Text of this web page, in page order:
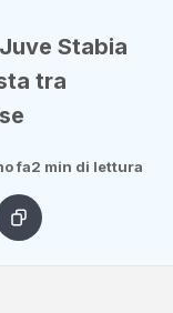
Stabia
tra
fa2 min di lettura